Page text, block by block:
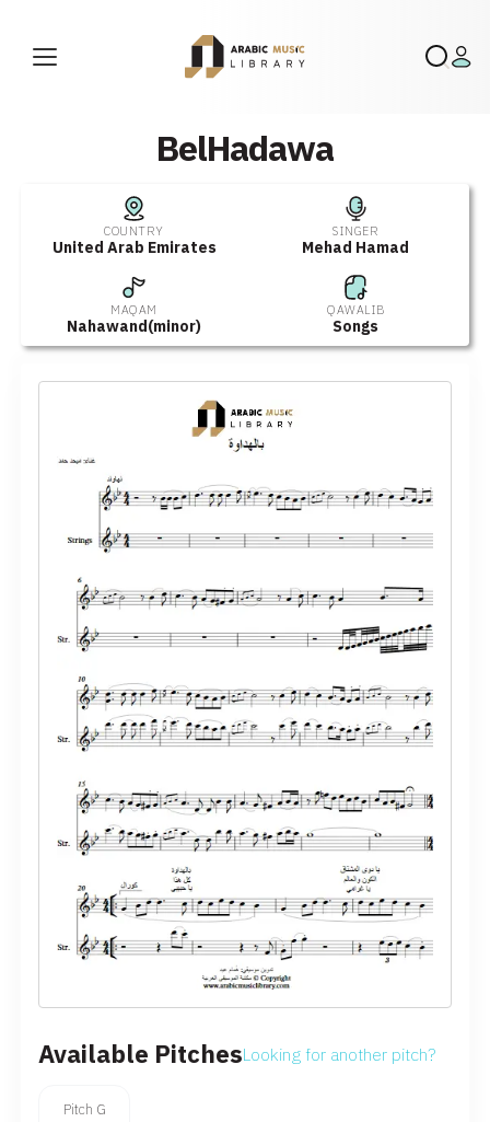
BelHadawa
COUNTRY
United Arab Emirates
SINGER
Mehad Hamad
MAQAM
Nahawand(minor)
QAWALIB
Songs
Available PitchesLooking for another pitch?
Pitch G